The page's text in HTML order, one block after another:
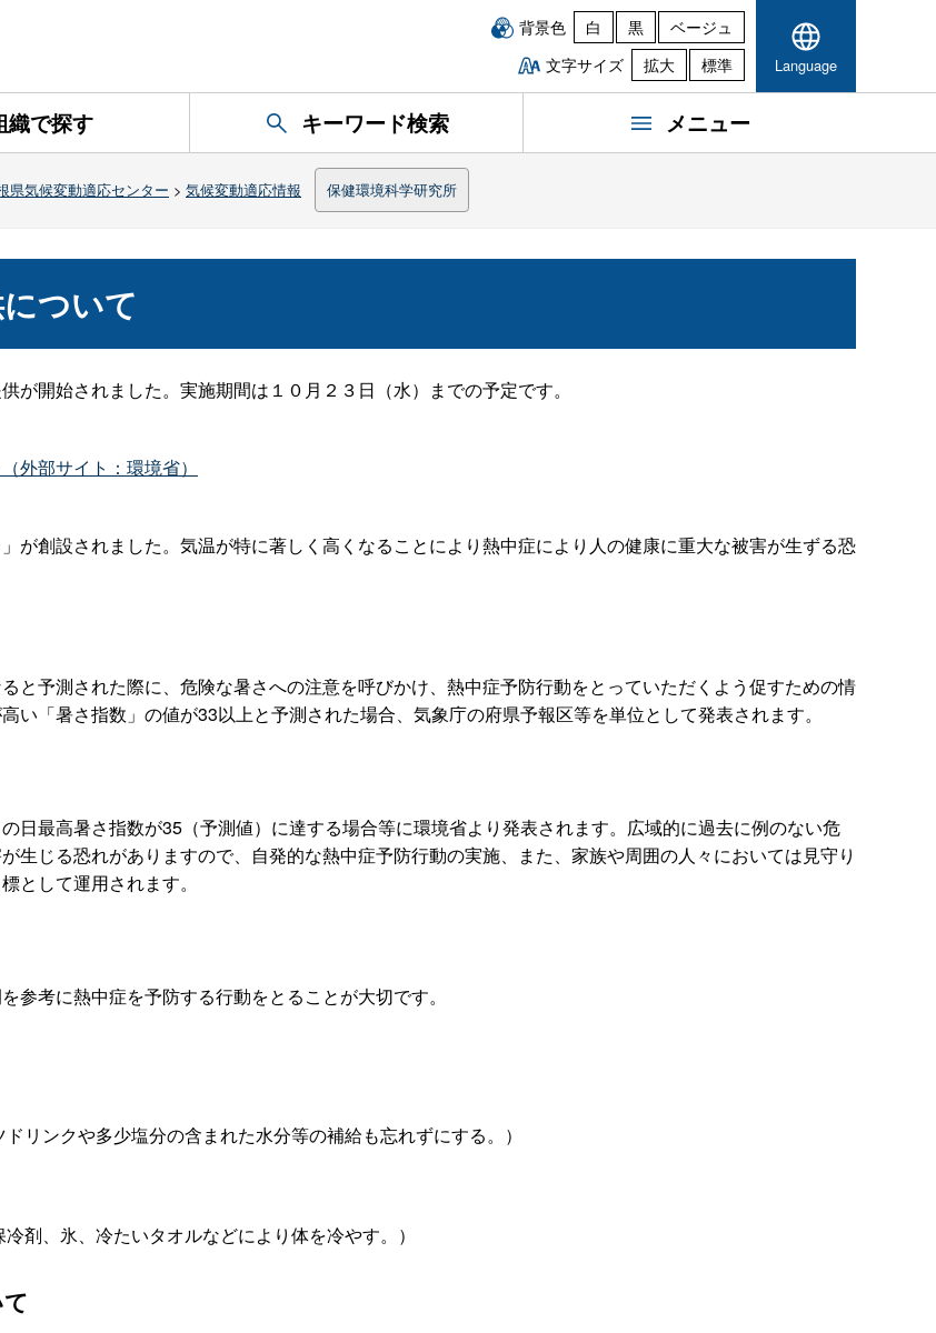
背景色 白 黒
ベージュ
文字サイズ
拡大 標準 Language
織で探す キーワード検索 メニュー
県気候変動適応センター > 気候変動適応情報 保健環境科学研究所
ついて
開始されました。実施期間は１０月２３日（水）までの予定です。
外部サイト：環境省）
が創設されました。気温が特に著しく高くなることにより熱中症により人の健康に重大な被害が生ずる恐
と予測された際に、危険な暑さへの注意を呼びかけ、熱中症予防行動をとっていただくよう促すための情
「暑さ指数」の値が33以上と予測された場合、気象庁の府県予報区等を単位として発表されます。
日最高暑さ指数が35（予測値）に達する場合等に環境省より発表されます。広域的に過去に例のない危
生じる恐れがありますので、自発的な熱中症予防行動の実施、また、家族や周囲の人々においては見守り
として運用されます。
考に熱中症を予防する行動をとることが大切です。
リンクや多少塩分の含まれた水分等の補給も忘れずにする。）
剤、氷、冷たいタオルなどにより体を冷やす。）